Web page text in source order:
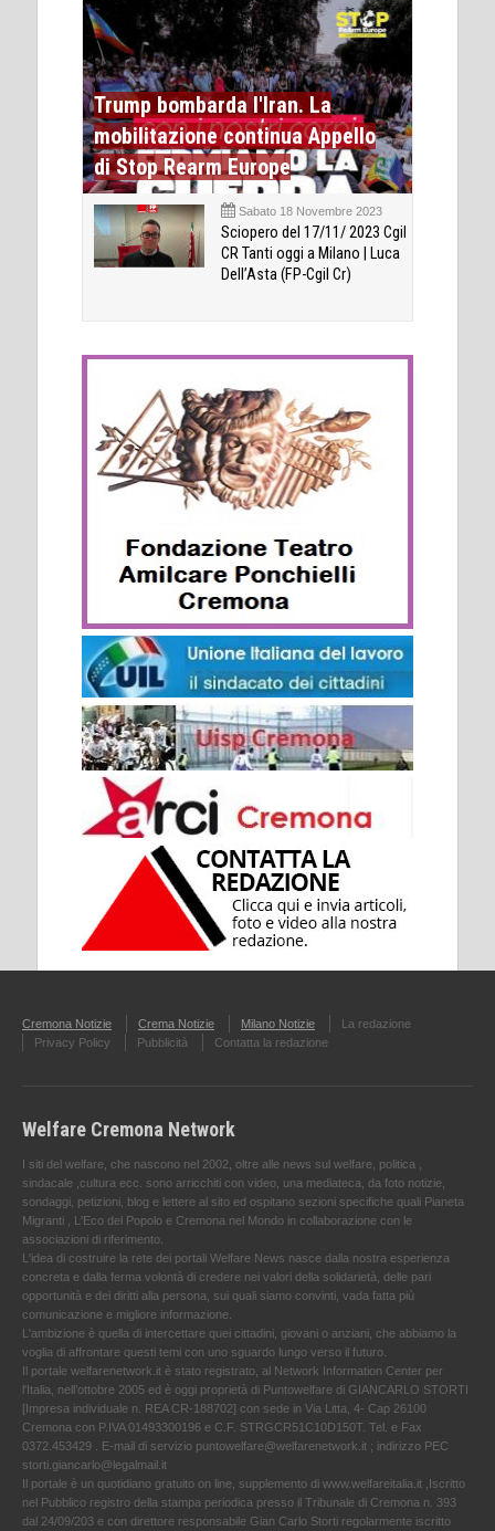
Trump bombarda l'Iran. La
mobilitazione continua Appello
di Stop Rearm Europe
Sabato 18 Novembre 2023
Sciopero del 17/11/ 2023 Cgil
CR Tanti oggi a Milano | Luca
Dell’Asta (FP-Cgil Cr)
Cremona Notizie Crema Notizie Milano Notizie
La redazione
Privacy Policy
Pubblicità Contatta la redazione
Welfare Cremona Network
I siti del welfare, che nascono nel 2002, oltre alle news sul welfare, politica ,
sindacale ,cultura ecc. sono arricchiti con video, una mediateca, da foto notizie,
sondaggi, petizioni, blog e lettere al sito ed ospitano sezioni specifiche quali Pianeta
Migranti , L'Eco del Popolo e Cremona nel Mondo in collaborazione con le
associazioni di riferimento.
L'idea di costruire la rete dei portali Welfare News nasce dalla nostra esperienza
concreta e dalla ferma volontà di credere nei valori della solidarietà, delle pari
opportunità e dei diritti alla persona, sui quali siamo convinti, vada fatta più
comunicazione e migliore informazione.
L'ambizione è quella di intercettare quei cittadini, giovani o anziani, che abbiamo la
voglia di affrontare questi temi con uno sguardo lungo verso il futuro.
Il portale welfarenetwork.it è stato registrato, al Network Information Center per
l'Italia, nell’ottobre 2005 ed è oggi proprietà di Puntowelfare di GIANCARLO STORTI
[Impresa individuale n. REA CR-188702] con sede in Via Litta, 4- Cap 26100
Cremona con P.IVA 01493300196 e C.F. STRGCR51C10D150T. Tel. e Fax
0372.453429 . E-mail di servizio puntowelfare@welfarenetwork.it ; indirizzo PEC
storti.giancarlo@legalmail.it
Il portale è un quotidiano gratuito on line, supplemento di www.welfareitalia.it ,Iscritto
nel Pubblico registro della stampa periodica presso il Tribunale di Cremona n. 393
dal 24/09/203 e con direttore responsabile Gian Carlo Storti regolarmente iscritto